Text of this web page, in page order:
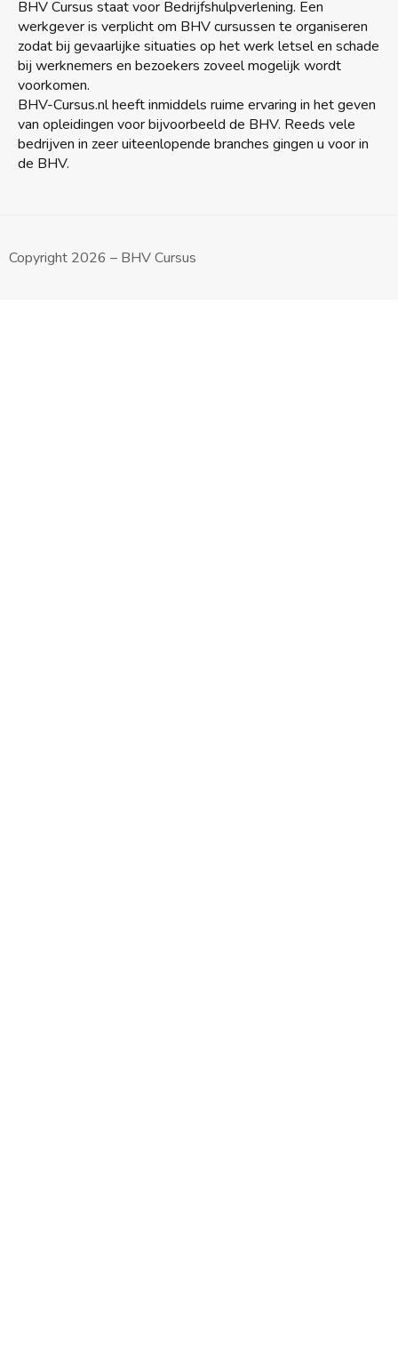
BHV Cursus staat voor Bedrijfshulpverlening. Een
werkgever is verplicht om BHV cursussen te organiseren
zodat bij gevaarlijke situaties op het werk letsel en schade
bij werknemers en bezoekers zoveel mogelijk wordt
voorkomen.
BHV-Cursus.nl heeft inmiddels ruime ervaring in het geven
van opleidingen voor bijvoorbeeld de BHV. Reeds vele
bedrijven in zeer uiteenlopende branches gingen u voor in
de BHV.
Copyright 2026 – BHV Cursus